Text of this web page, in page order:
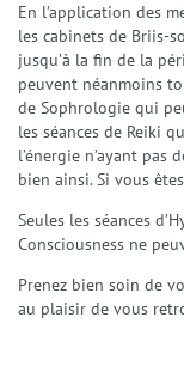
Enfants
Techniques
La
La
Le Reiki
Services
Séances
En l’application des
les cabinets de Briis-
jusqu’à la fin de la
peuvent néanmoins
de Sophrologie qui
les séances de Reiki
l’énergie n’ayant
bien ainsi. Si vous
Seules les séances
Consciousness ne
Prenez bien soin de
au plaisir de vous